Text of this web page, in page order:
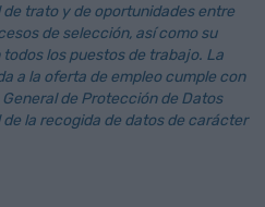
trato y de oportunidades entre
de selección, así como su
los puestos de trabajo. La
a la oferta de empleo cumple con
de Protección de Datos
la recogida de datos de carácter